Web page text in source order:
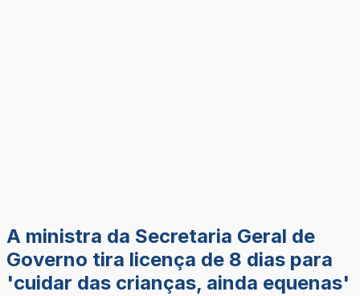
A ministra da Secretaria Geral de
Governo tira licença de 8 dias para
'cuidar das crianças, ainda equenas'